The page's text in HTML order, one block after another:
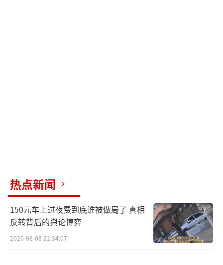
热点新闻
150元车上过夜费到底谁被做局了 真相
反转背后的舆论博弈
2026-08-08 22:34:07